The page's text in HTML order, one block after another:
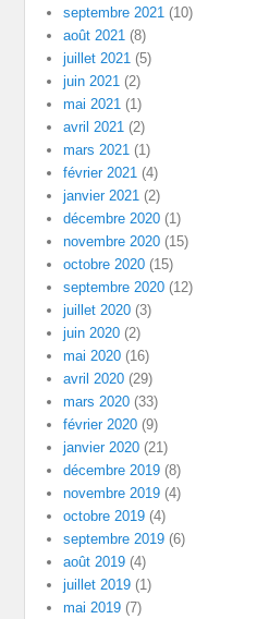
septembre 2021 (10)
août 2021 (8)
juillet 2021 (5)
juin 2021 (2)
mai 2021 (1)
avril 2021 (2)
mars 2021 (1)
février 2021 (4)
janvier 2021 (2)
décembre 2020 (1)
novembre 2020 (15)
octobre 2020 (15)
septembre 2020 (12)
juillet 2020 (3)
juin 2020 (2)
mai 2020 (16)
avril 2020 (29)
mars 2020 (33)
février 2020 (9)
janvier 2020 (21)
décembre 2019 (8)
novembre 2019 (4)
octobre 2019 (4)
septembre 2019 (6)
août 2019 (4)
juillet 2019 (1)
mai 2019 (7)